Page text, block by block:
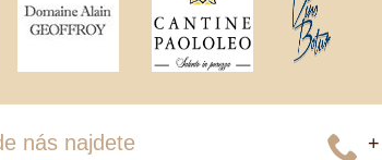
nás najdete